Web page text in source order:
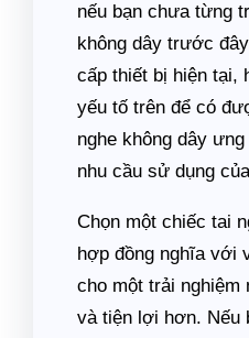
nếu bạn chưa từng
không dây trước
cấp thiết bị hiện tại,
yếu tố trên để có
nghe không dây
nhu cầu sử dụng
Chọn một chiếc tai
hợp đồng nghĩa với
cho một trải nghiệm
và tiện lợi hơn. Nếu